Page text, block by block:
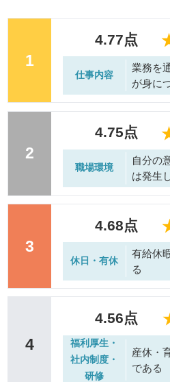
1
業務を
が身に
仕事内容
4.77点
2
自分の
は発生
職場環境
4.75点
3
有給休
る
休日・有休
4.68点
4
産休・
である
福利厚生・
社内制度・
研修
4.56点